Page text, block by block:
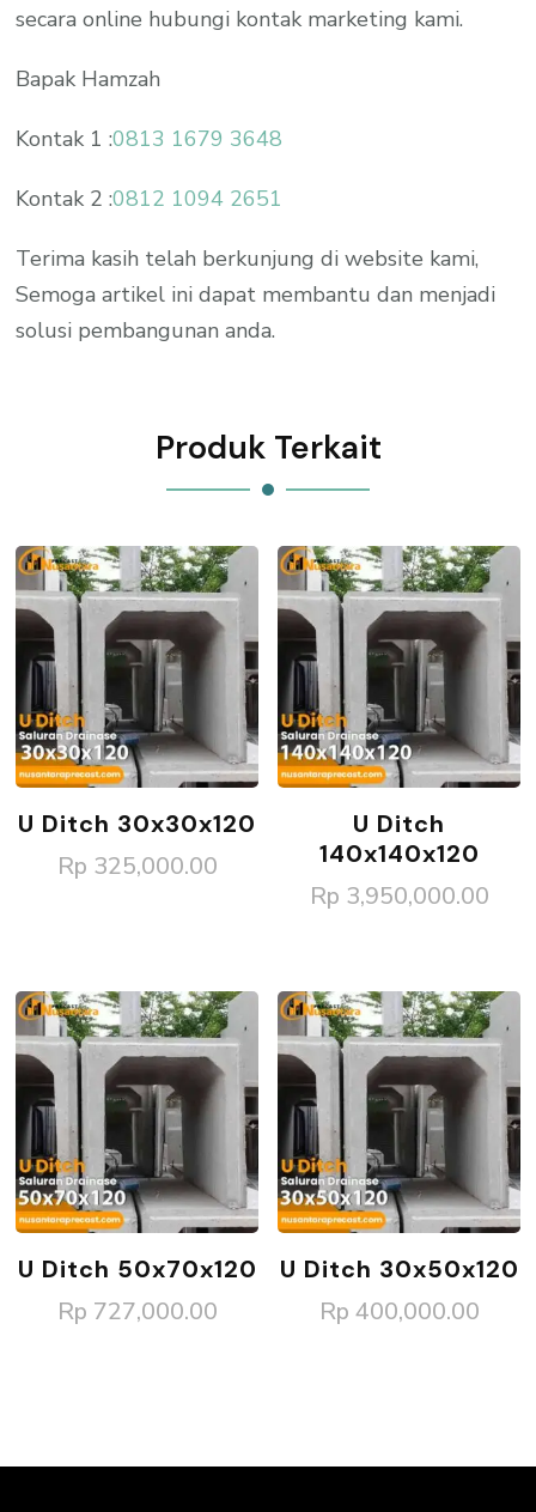
secara online hubungi kontak marketing kami.
Bapak Hamzah
Kontak 1 :0813 1679 3648
Kontak 2 :0812 1094 2651
Terima kasih telah berkunjung di website kami,
Semoga artikel ini dapat membantu dan menjadi
solusi pembangunan anda.
Produk Terkait
U Ditch 30x30x120
Rp 325,000.00
U Ditch
140x140x120
Rp 3,950,000.00
U Ditch 50x70x120
Rp 727,000.00
U Ditch 30x50x120
Rp 400,000.00